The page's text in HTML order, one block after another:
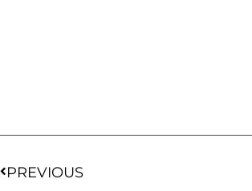
PREVIOUS